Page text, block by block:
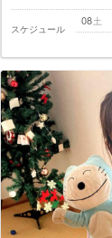
スケジュール
土
08